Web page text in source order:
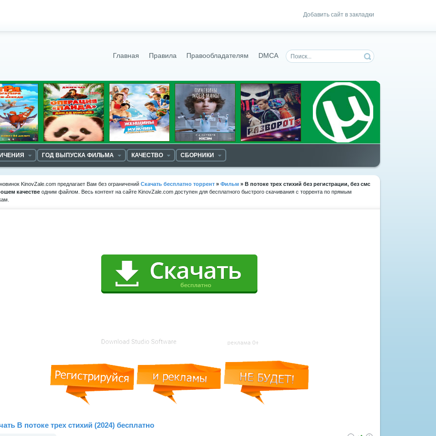
Добавить сайт в закладки
Главная Правила Правообладателям DMCA
ГОД ВЫПУСКА ФИЛЬМА КАЧЕСТВО СБОРНИКИ
KinovZale.com предлагает Вам без ограничений Скачать бесплатно торрент » Фильм » В потоке трех стихий без регистрации, без смс
качестве одним файлом. Весь контент на сайте KinovZale.com доступен для бесплатного быстрого скачивания с торрента по прямым
В потоке трех стихий (2024) бесплатно